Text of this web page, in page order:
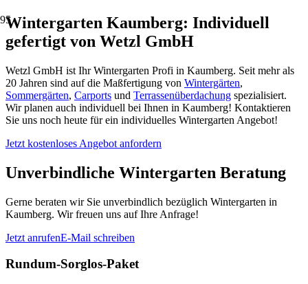
Wintergarten Kaumberg: Individuell
gefertigt von Wetzl GmbH
Wetzl GmbH ist Ihr Wintergarten Profi in Kaumberg. Seit mehr als
20 Jahren sind auf die Maßfertigung von Wintergärten,
Sommergärten, Carports und Terrassenüberdachung spezialisiert.
Wir planen auch individuell bei Ihnen in Kaumberg! Kontaktieren
Sie uns noch heute für ein individuelles Wintergarten Angebot!
Jetzt kostenloses Angebot anfordern
Unverbindliche Wintergarten Beratung
Gerne beraten wir Sie unverbindlich bezüglich Wintergarten in
Kaumberg. Wir freuen uns auf Ihre Anfrage!
Jetzt anrufenE-Mail schreiben
Rundum-Sorglos-Paket